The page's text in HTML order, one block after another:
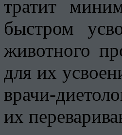
тратит
быстром
животного
для их
врачи-
их